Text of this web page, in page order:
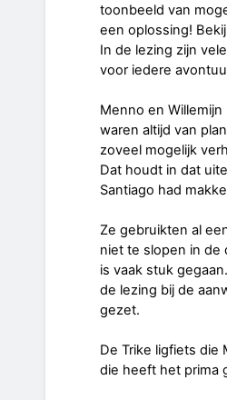
toonbeeld van
een oplossing!
In de lezing zijn
voor iedere
Menno en
waren altijd van
zoveel mogelijk
Dat houdt in dat
Santiago had
Ze gebruikten al
niet te slopen in de
is vaak stuk
de lezing bij de
gezet.
De Trike ligfiets die
die heeft het prima